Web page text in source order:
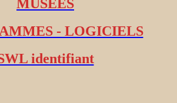
MUSEES
- LOGICIELS
identifiant